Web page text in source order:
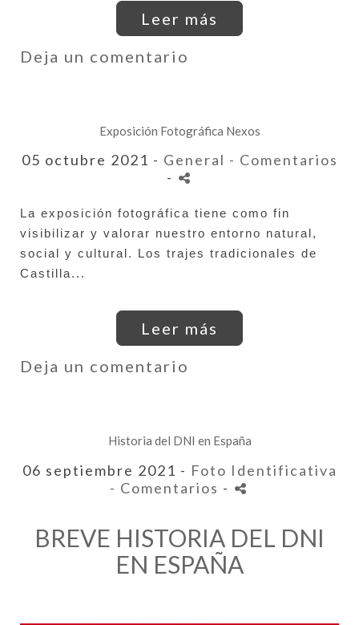
Leer más
Deja un comentario
Exposición Fotográfica Nexos
05 octubre 2021 - General - Comentarios
-
La exposición fotográfica tiene como fin
visibilizar y valorar nuestro entorno natural,
social y cultural.
Los trajes tradicionales de
Castilla...
Leer más
Deja un comentario
Historia del DNI en España
06 septiembre 2021 - Foto Identificativa
- Comentarios -
BREVE HISTORIA DEL DNI
EN ESPAÑA